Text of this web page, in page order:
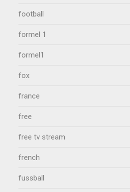
football
formel 1
formel1
fox
france
free
free tv stream
french
fussball